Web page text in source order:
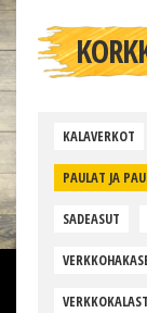
KALAVERKOT
PAULAT JA
SADEASUT